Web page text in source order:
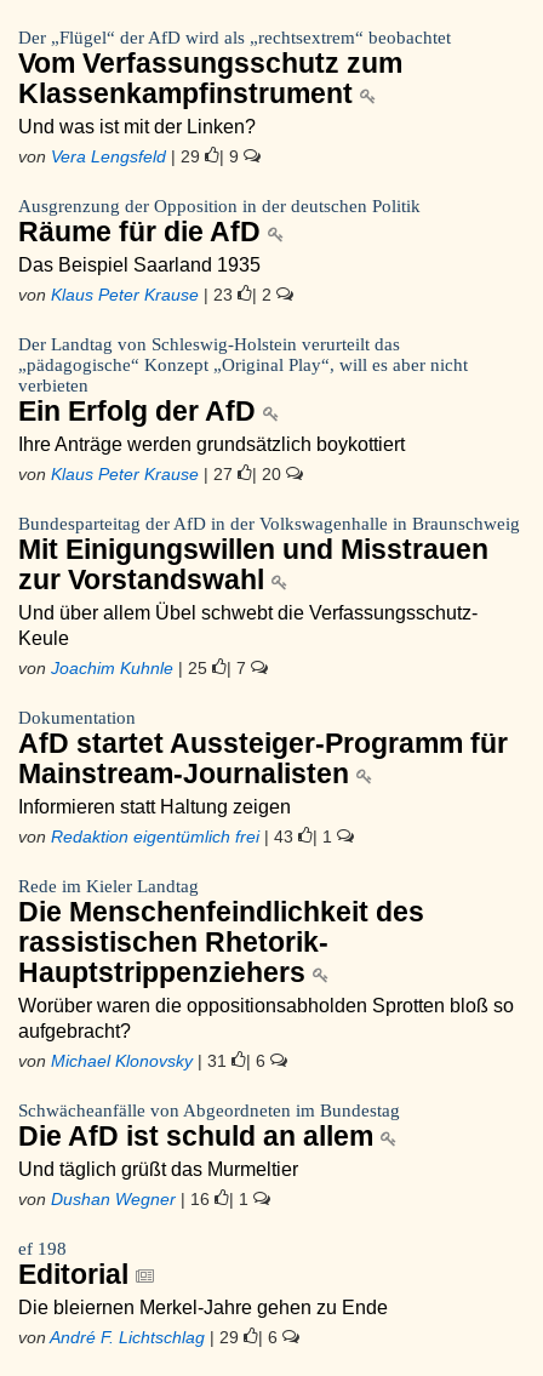
Der „Flügel“ der AfD wird als „rechtsextrem“ beobachtet
Vom Verfassungsschutz zum
Klassenkampfinstrument
Und was ist mit der Linken?
von Vera Lengsfeld | 29 | 9
Ausgrenzung der Opposition in der deutschen Politik
Räume für die AfD
Das Beispiel Saarland 1935
von Klaus Peter Krause | 23 | 2
Der Landtag von Schleswig-Holstein verurteilt das
„pädagogische“ Konzept „Original Play“, will es aber nicht
verbieten
Ein Erfolg der AfD
Ihre Anträge werden grundsätzlich boykottiert
von Klaus Peter Krause | 27 | 20
Bundesparteitag der AfD in der Volkswagenhalle in Braunschweig
Mit Einigungswillen und Misstrauen
zur Vorstandswahl
Und über allem Übel schwebt die Verfassungsschutz-
Keule
von Joachim Kuhnle | 25 | 7
Dokumentation
AfD startet Aussteiger-Programm für
Mainstream-Journalisten
Informieren statt Haltung zeigen
von Redaktion eigentümlich frei| 43 | 1
Rede im Kieler Landtag
Die Menschenfeindlichkeit des
rassistischen Rhetorik-
Hauptstrippenziehers
Worüber waren die oppositionsabholden Sprotten bloß so
aufgebracht?
von Michael Klonovsky| 31 | 6
Schwächeanfälle von Abgeordneten im Bundestag
Die AfD ist schuld an allem
Und täglich grüßt das Murmeltier
von Dushan Wegner | 16 | 1
ef 198
Editorial
Die bleiernen Merkel-Jahre gehen zu Ende
von André F. Lichtschlag | 29 | 6